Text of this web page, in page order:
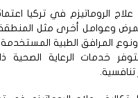
الروماتيزم في تركيا اعتمادًا
أخرى مثل المنطقة
المرافق الطبية المستخدمة.
خدمات الرعاية الصحية